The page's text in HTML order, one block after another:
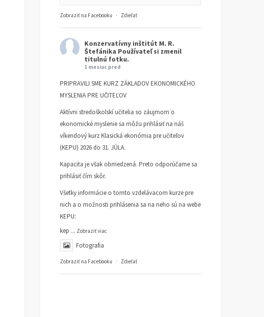
Zobraziť na Facebooku · Zdieľať
Konzervatívny inštitút M. R.
Štefánika Používateľ si zmenil
titulnú fotku.
1 mesiac pred
PRIPRAVILI SME KURZ ZÁKLADOV EKONOMICKÉHO
MYSLENIA PRE UČITEĽOV
Aktívni stredoškolskí učitelia so záujmom o
ekonomické myslenie sa môžu prihlásiť na náš
víkendový kurz Klasická ekonómia pre učiteľov
(KEPU) 2026 do 31. JÚLA.
Kapacita je však obmedzená. Preto odporúčame sa
prihlásiť čím skôr.
Všetky informácie o tomto vzdelávacom kurze pre
nich a o možnosti prihlásenia sa na neho sú na webe
KEPU:
kep ... Zobraziť viac
Fotografia
Zobraziť na Facebooku · Zdieľať